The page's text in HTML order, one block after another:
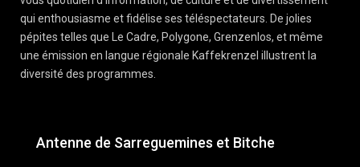
qui enthousiasme et fidélise ses téléspectateurs. De jolies
pépites telles que Le Cadre, Polygone, Grenzenlos, et même
une émission en langue régionale Kaffekrenzel illustrent la
diversité des programmes.
Antenne de Sarreguemines et Bitche